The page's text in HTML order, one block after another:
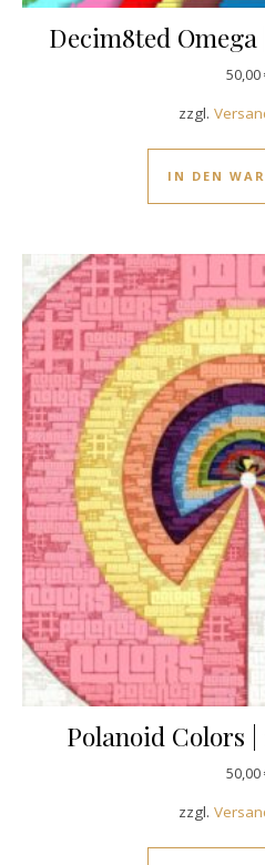
Decim8ted Omega
50,00
zzgl.
IN DEN
Polanoid Colors |
50,00
zzgl.